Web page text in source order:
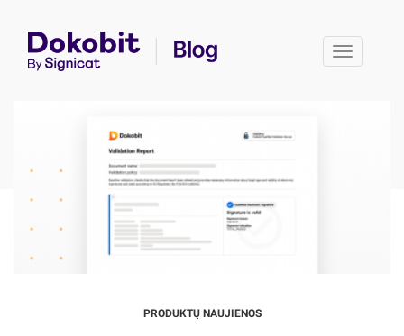
Toggle
PRODUKTŲ NAUJIENOS